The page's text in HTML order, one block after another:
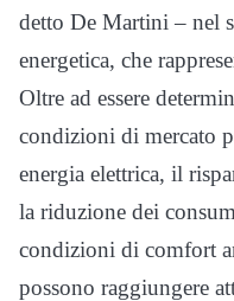
detto De Martini – nel
energetica, che
Oltre ad essere
condizioni di mercato
energia elettrica, il
la riduzione dei
condizioni di comfort
possono raggiungere